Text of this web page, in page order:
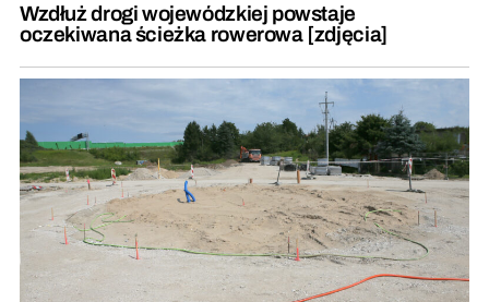
Wzdłuż drogi wojewódzkiej powstaje
oczekiwana ścieżka rowerowa [zdjęcia]